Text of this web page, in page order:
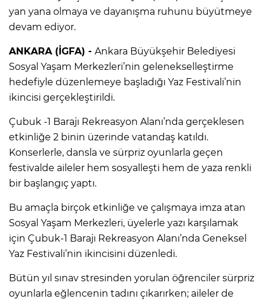
yan yana olmaya ve dayanışma ruhunu büyütmeye
devam ediyor.
ANKARA (İGFA) - Ankara Büyükşehir Belediyesi
Sosyal Yaşam Merkezleri’nin gelenekselleştirme
hedefiyle düzenlemeye başladığı Yaz Festivali’nin
ikincisi gerçekleştirildi.
Çubuk -1 Barajı Rekreasyon Alanı’nda gerçeklesen
etkinliğe 2 binin üzerinde vatandaş katıldı.
Konserlerle, dansla ve sürpriz oyunlarla geçen
festivalde aileler hem sosyalleşti hem de yaza renkli
bir başlangıç yaptı.
Bu amaçla birçok etkinliğe ve çalışmaya imza atan
Sosyal Yaşam Merkezleri, üyelerle yazı karşılamak
için Çubuk-1 Barajı Rekreasyon Alanı’nda Geneksel
Yaz Festivali’nin ikincisini düzenledi.
Bütün yıl sınav stresinden yorulan öğrenciler sürpriz
oyunlarla eğlencenin tadını çıkarırken; aileler de